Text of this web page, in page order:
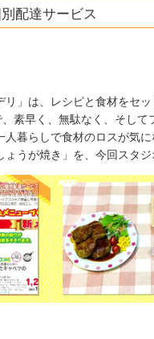
配達サービス
」は、レシピと食材をセ
素早く、無駄なく、そし
暮らしで食材のロスが気に
うが焼き」を、今回スタジ